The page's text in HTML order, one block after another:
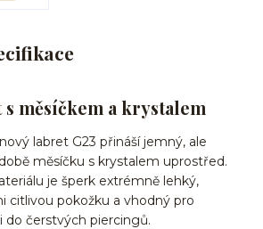
měsíčkem a krystalem
labret G23 přináší jemný, ale
měsíčku s krystalem uprostřed.
je šperk extrémně lehký,
citlivou pokožku a vhodný pro
do čerstvých piercingů.